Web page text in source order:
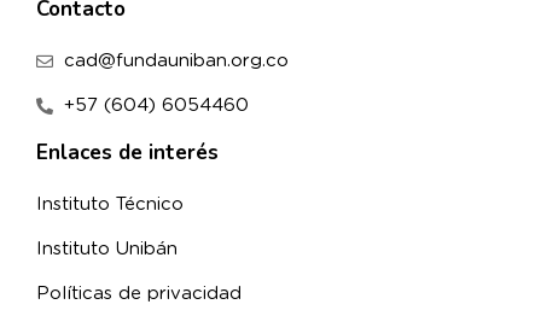
Contacto
cad@fundauniban.org.co
+57 (604) 6054460
Enlaces de interés
Instituto Técnico
Instituto Unibán
Políticas de privacidad